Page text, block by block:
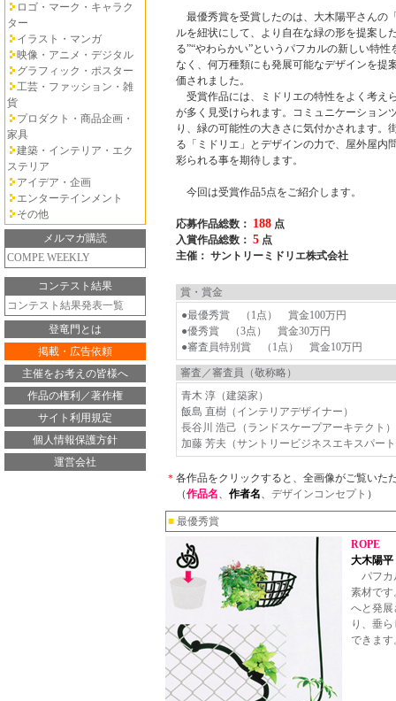
ロゴ・マーク・キャラク
ター
イラスト・マンガ
映像・アニメ・デジタル
グラフィック・ポスター
工芸・ファッション・雑
貨
プロダクト・商品企画・
家具
建築・インテリア・エク
ステリア
アイデア・企画
エンターテインメント
その他
メルマガ購読
COMPE WEEKLY
コンテスト結果
コンテスト結果発表一覧
登竜門とは
掲載・広告依頼
主催をお考えの皆様へ
作品の権利／著作権
サイト利用規定
個人情報保護方針
運営会社
最優秀賞を受賞したのは、大木陽平さんの
ルを紐状にして、より自在な緑の形を提案し
る”“やわらかい”というパフカルの新しい特性
なく、何万種類にも発展可能なデザインを提
価されました。
受賞作品には、ミドリエの特性をよく考え
が多く見受けられます。コミュニケーション
り、緑の可能性の大きさに気付かされます。
る「ミドリエ」とデザインの力で、屋外屋内
彩られる事を期待します。
今回は受賞作品5点をご紹介します。
応募作品総数： 188 点
入賞作品総数： 5 点
主催： サントリーミドリエ株式会社
賞・賞金
●最優秀賞 （1点） 賞金100万円
●優秀賞 （3点） 賞金30万円
●審査員特別賞 （1点） 賞金10万円
審査／審査員（敬称略）
青木 淳（建築家）
飯島 直樹（インテリアデザイナー）
長谷川 浩己（ランドスケープアーキテクト）
加藤 芳夫（サントリービジネスエキスパー
＊ 各作品をクリックすると、全画像がご覧いた
（作品名、 作者名、 デザインコンセプト ）
■ 最優秀賞
ROPE
大木陽平
パフカ
素材です
へと発展
り、垂
できます